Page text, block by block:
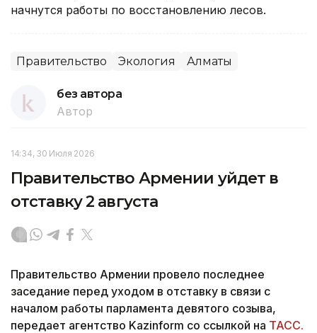
начнутся работы по восстановлению лесов.
Правительство Экология Алматы
без автора
Автор
14:34, 30 Июля 2026
Правительство Армении уйдет в
отставку 2 августа
Правительство Армении провело последнее
заседание перед уходом в отставку в связи с
началом работы парламента девятого созыва,
передает агентство Kazinform со ссылкой на ТАСС.